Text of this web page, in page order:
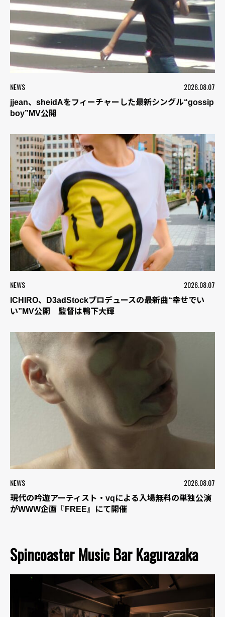
NEWS 2026.08.07
jjean、sheidAをフィーチャーした最新シングル“gossip
boy”MV公開
NEWS 2026.08.07
ICHIRO、D3adStockプロデュースの最新曲“幸せでい
い”MV公開 監督は鴨下大輝
NEWS 2026.08.07
現代の吟遊アーティスト・vqによる入場無料の単独公演
がWWW企画『FREE』にて開催
Spincoaster Music Bar Kagurazaka